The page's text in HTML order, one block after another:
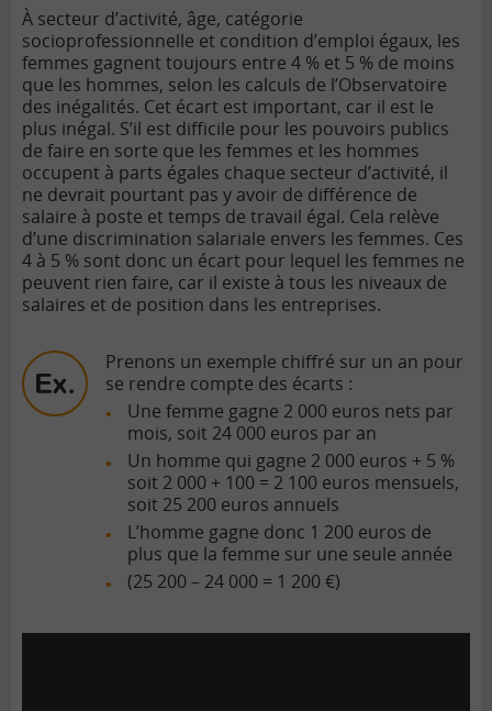
À secteur d’activité, âge, catégorie
socioprofessionnelle et condition d’emploi égaux, les
femmes gagnent toujours entre 4 % et 5 % de moins
que les hommes, selon les calculs de l’Observatoire
des inégalités. Cet écart est important, car il est le
plus inégal. S’il est difficile pour les pouvoirs publics
de faire en sorte que les femmes et les hommes
occupent à parts égales chaque secteur d’activité, il
ne devrait pourtant pas y avoir de différence de
salaire à poste et temps de travail égal. Cela relève
d’une discrimination salariale envers les femmes. Ces
4 à 5 % sont donc un écart pour lequel les femmes ne
peuvent rien faire, car il existe à tous les niveaux de
salaires et de position dans les entreprises.
Prenons un exemple chiffré sur un an pour
se rendre compte des écarts :
Une femme gagne 2 000 euros nets par
mois, soit 24 000 euros par an
Un homme qui gagne 2 000 euros + 5 %
soit 2 000 + 100 = 2 100 euros mensuels,
soit 25 200 euros annuels
L’homme gagne donc 1 200 euros de
plus que la femme sur une seule année
(25 200 – 24 000 = 1 200 €)